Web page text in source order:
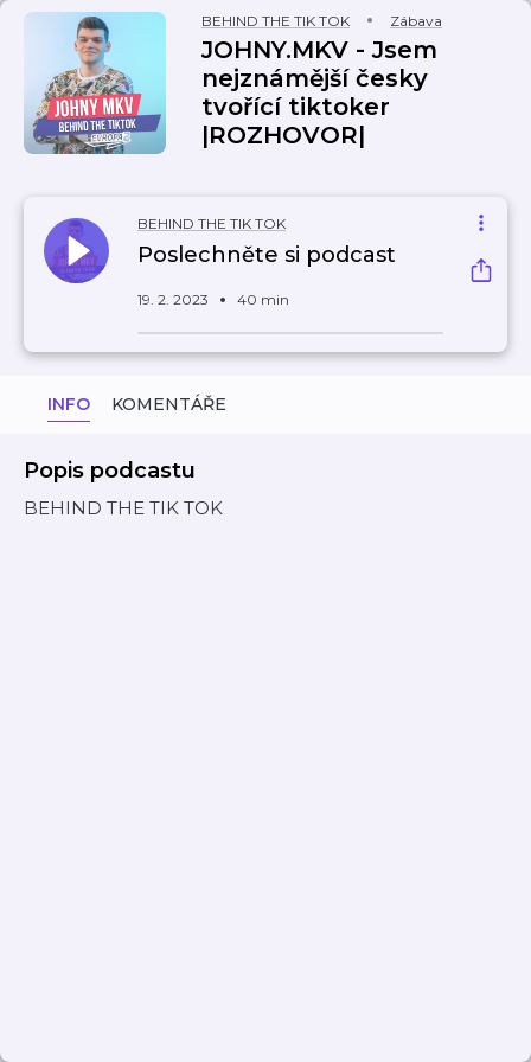
BEHIND THE TIK TOK Zábava
JOHNY.MKV - Jsem
nejznámější česky
tvořící tiktoker
|ROZHOVOR|
BEHIND THE TIK TOK
Poslechněte si podcast
19. 2. 2023 40 min
INFO KOMENTÁŘE
Popis podcastu
BEHIND THE TIK TOK